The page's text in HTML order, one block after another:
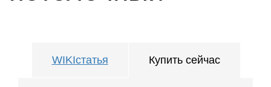
WIKIстатья Купить сейчас